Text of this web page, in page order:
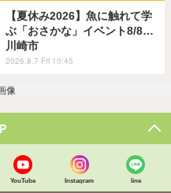
【夏休み2026】魚に触れて学
ぶ「おさかな」イベント8/8…
川崎市
2026.8.7 Fri 10:45
像
YouTube Instagram line